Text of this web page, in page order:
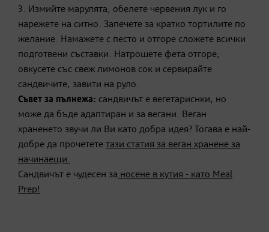
3. Измийте марулята, обелете червения лук и го
нарежете на ситно. Запечете за кратко тортилите по
желание. Намажете с песто и отгоре сложете всички
подготвени съставки. Натрошете фета отгоре,
овкусете със свеж лимонов сок и сервирайте
сандвичите, завити на руло.
Съвет за пълнежа: сандвичът е вегетариснки, но
може да бъде адаптиран и за вегани. Веган
храненето звучи ли Ви като добра идея? Тогава е най-
добре да прочетете тази статия за веган хранене за
начинаещи.
Сандвичът е чудесен за носене в кутия - като Meal
Prep!